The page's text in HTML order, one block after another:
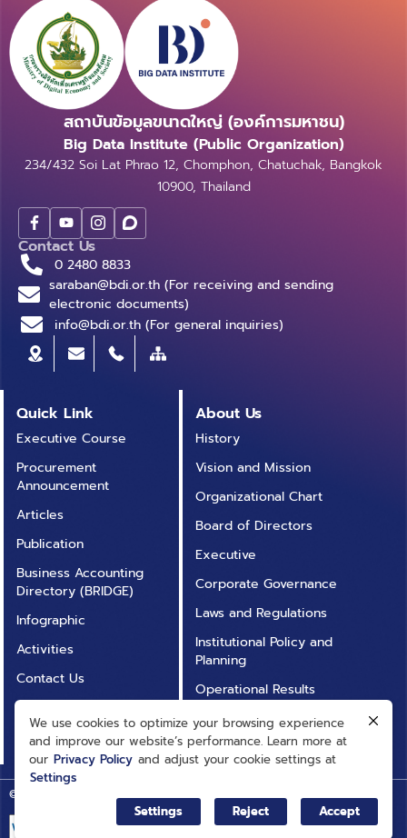
สถาบันข้อมูลขนาดใหญ่ (องค์การมหาชน)
Big Data Institute (Public Organization)
234/432 Soi Lat Phrao 12, Chomphon, Chatuchak, Bangkok
10900, Thailand
Contact Us
0 2480 8833
saraban@bdi.or.th (For receiving and sending
electronic documents)
info@bdi.or.th (For general inquiries)
Quick Link
Executive Course
Procurement
Announcement
Articles
Publication
Business Accounting
Directory (BRIDGE)
Infographic
Activities
Contact Us
Annual Report
FAQ
About Us
History
Vision and Mission
Organizational Chart
Board of Directors
Executive
Corporate Governance
Laws and Regulations
Institutional Policy and
Planning
Operational Results
Operational
Transparency (ITA)
© Big Data Institute |Privacy Policy Web Setting
We use cookies to optimize your browsing experience
and improve our website’s performance. Learn more at
our Privacy Policy and adjust your cookie settings at
Settings
Settings
Reject Accept